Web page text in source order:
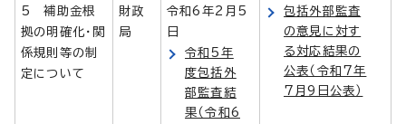
5 補助金根
拠の明確化・関
係規則等の制
定について
財政
局
令和6年2月5
日
令和5年
度包括外
部監査結
果（令和6
包括外部監査
の意見に対す
る対応結果の
公表（令和7年
7月9日公表）